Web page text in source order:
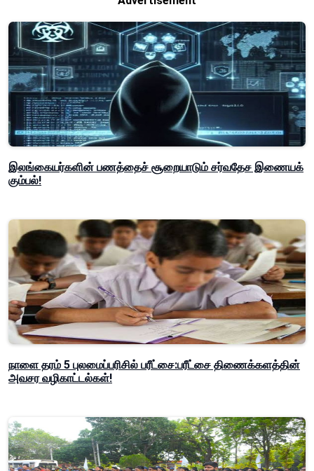
இலங்கையர்களின் பணத்தைச் சூறையாடும் சர்வதேச இணையக்
கும்பல்!
நாளை தரம் 5 புலமைப்பரிசில் பரீட்சை:பரீட்சை திணைக்களத்தின்
அவசர வழிகாட்டல்கள்!